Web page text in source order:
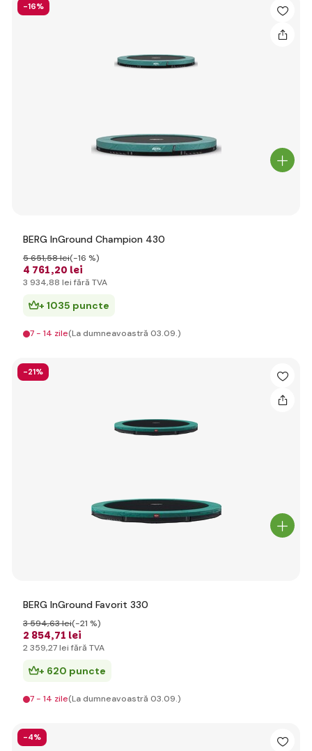
-16%
BERG InGround Champion 430
4 761,20 lei
5 651,58 lei(-16 %)
3 934,88 lei fără TVA
+ 1035 puncte
7 - 14 zile(La dumneavoastră 03.09.)
-21%
BERG InGround Favorit 330
2 854,71 lei
3 594,63 lei(-21 %)
2 359,27 lei fără TVA
+ 620 puncte
7 - 14 zile(La dumneavoastră 03.09.)
-4%